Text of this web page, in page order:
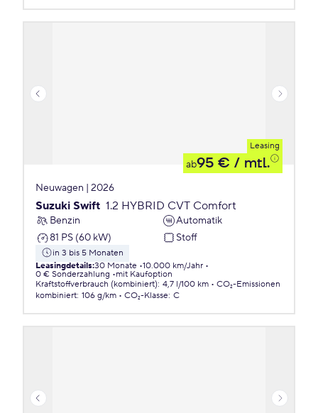
Leasing
ab95 € / mtl.
Neuwagen | 2026
Suzuki Swift 1.2 HYBRID CVT Comfort
Benzin
Automatik
81 PS (60 kW)
Stoff
in 3 bis 5 Monaten
Leasingdetails:30 Monate 10.000 km/Jahr
0 € Sonderzahlung
mit Kaufoption
Kraftstoffverbrauch (kombiniert): 4,7 l/100 km
CO₂-Emissionen
kombiniert: 106 g/km CO₂-Klasse: C